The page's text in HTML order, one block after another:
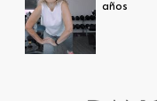
años